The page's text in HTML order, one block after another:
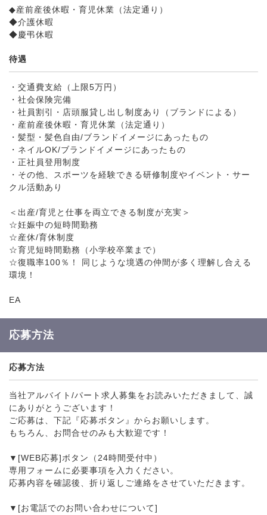
◆産前産後休暇・育児休業（法定通り）
◆介護休暇
◆慶弔休暇
待遇
・交通費支給（上限5万円）
・社会保険完備
・社員割引・店頭服貸し出し制度あり（ブランドによる）
・産前産後休暇・育児休業（法定通り）
・髪型・髪色自由/ブランドイメージにあったもの
・ネイルOK/ブランドイメージにあったもの
・正社員登用制度
・その他、スポーツを経験できる研修制度やイベント・サー
クル活動あり
＜出産/育児と仕事を両立できる制度が充実＞
☆妊娠中の短時間勤務
☆産休/育休制度
☆育児短時間勤務（小学校卒業まで）
☆復職率100％！ 同じような境遇の仲間が多く理解し合える
環境！
EA
応募方法
応募方法
当社アルバイト/パート求人募集をお読みいただきまして、誠
にありがとうございます！
ご応募は、下記『応募ボタン』からお願いします。
もちろん、お問合せのみも大歓迎です！
▼[WEB応募]ボタン（24時間受付中）
専用フォームに必要事項を入力ください。
応募内容を確認後、折り返しご連絡をさせていただきます。
▼[お電話でのお問い合わせについて]